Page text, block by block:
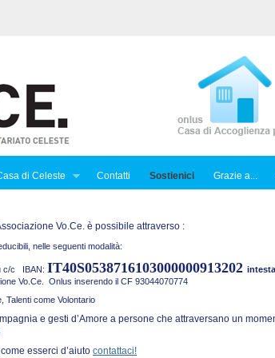
di Celeste Contatti Sostienici Grazie a...
Vo.Ce. è possibile attraverso :
nelle seguenti modalità:
c/c IBAN: IT40S0538716103000000913202
Vo.Ce. Onlus inserendo il CF 93044070774
Talenti come Volontario
e gesti d’Amore a persone che attraversano un
esserci d’aiuto contattaci!